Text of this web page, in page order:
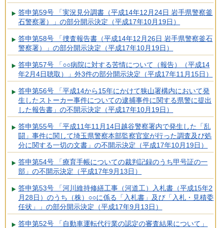
答申第59号 「実況見分調書（平成14年12月24日 岩手県警察釜
石警察署）」の部分開示決定（平成17年10月19日）
答申第58号 「捜査報告書（平成14年12月26日 岩手県警察釜石
警察署）」の部分開示決定（平成17年10月19日）
答申第57号 「○○病院に対する苦情について（報告）（平成14
年2月4日聴取）」外3件の部分開示決定（平成17年11月15日）
答申第56号 「平成14から15年にかけて狭山署構内において発
生したストーカー事件についての逮捕事件に関する県警に提出
した報告書」の不開示決定（平成17年10月19日）
答申第55号 「平成11年11月14日越谷警察署内で発生した「乱
闘」事件に関して埼玉県警察本部監察官室が行った調査及び処
分に関する一切の文書」の不開示決定（平成17年10月19日）
答申第54号 「療育手帳についての裁判記録のうち甲号証の一
部」の不開示決定（平成17年9月13日）
答申第53号 「河川維持修繕工事（河道工）入札書（平成15年2
月28日）のうち（株）○○に係る「入札書」及び「入札・見積委
任状」」の部分開示決定（平成17年9月13日）
答申第52号 「自動車運転代行業の認定の審査結果について」